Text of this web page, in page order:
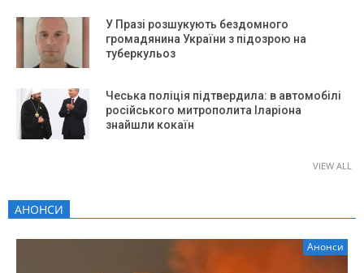
У Празі розшукують бездомного
громадянина України з підозрою на
туберкульоз
Чеська поліція підтвердила: в автомобілі
російського митрополита Іларіона
знайшли кокаїн
VIEW ALL
АНОНСИ
Анонси